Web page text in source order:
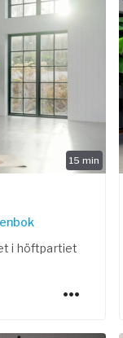
15 min
i höftpartiet